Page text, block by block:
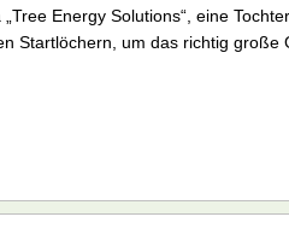
Energy Solutions“, eine
Startlöchern, um das richtig große